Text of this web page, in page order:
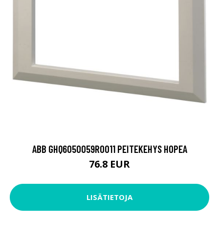
ABB GHQ6050059R0011 PEITEKEHYS HOPEA
76.8 EUR
LISÄTIETOJA